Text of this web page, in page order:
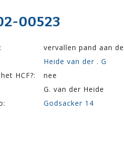
00523
vervallen pand aan
Heide van der . G
HCF?:
nee
G. van der Heide
Godsacker 14